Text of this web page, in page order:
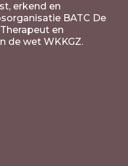
erkend en
BATC De
en
de wet WKKGZ.